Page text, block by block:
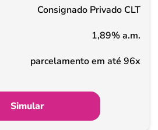
Consignado Privado CLT
1,89% a.m.
parcelamento em até 96x
Simular